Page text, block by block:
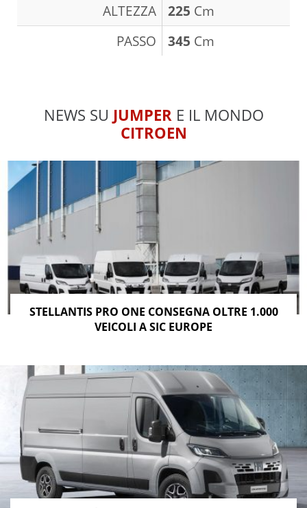
ALTEZZA 225 Cm
PASSO
345 Cm
NEWS SU JUMPERE IL MONDO
CITROEN
STELLANTIS PRO ONE CONSEGNA OLTRE 1.000
VEICOLI A SIC EUROPE